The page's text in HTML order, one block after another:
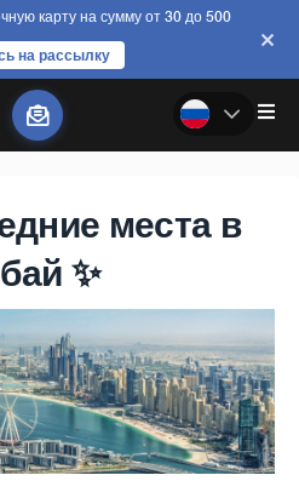
карту на сумму от 30 до 500
на рассылку
места в
✨